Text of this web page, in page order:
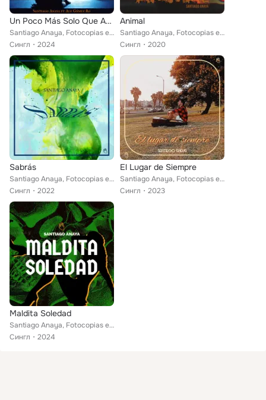
Un Poco Más Solo Que Ayer
Santiago Anaya, Fotocopias en el Acto feat. Ale Gómez Ro
Сингл
2024
Animal
Santiago Anaya, Fotocopias en el Acto
Сингл
2020
Sabrás
Santiago Anaya, Fotocopias en el Acto
Сингл
2022
El Lugar de Siempre
Santiago Anaya, Fotocopias en el Acto
Сингл
2023
Maldita Soledad
Santiago Anaya, Fotocopias en el Acto
Сингл
2024